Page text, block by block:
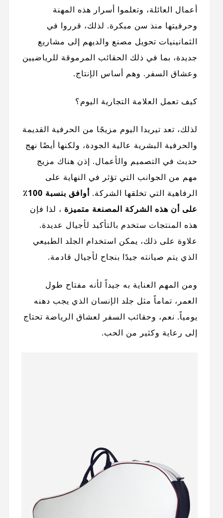
أعمال العائلة، وتعلموا أسرار هذه المهنة
وحرفيتها منذ سن مبكرة. لذلك، قرروا في
الثمانينيات تحويل مصنع والديهم إلى مشاريع
جديدة، بما في ذلك الحقائب المرموقة للرياضيين
وعشاق السفر. وهم أساس الإنتاج.
كيف تعمل العلامة التجارية اليوم؟
لذلك، تعد تيريدا اليوم مزيجًا من الحرفية القديمة
والحرفية البشرية عالية الجودة، ولكنها أيضًا نهج
حديث في التصميم والأعمال. إذن هناك مزيج
مهم من الجوانب التي تؤثر في النهاية على
الرفاهية التي تخلقها الشركة.
أوافق بنسبة 100٪
على أن هذه الشركة المصنعة متميزة ، لذا فإن
هذه المنتجات ستخدم بالتأكيد لأجيال عديدة.
علاوة على ذلك، يمكن استخدام الجلد الطبيعي
الذي يتم صيانته جيدًا بنجاح لأجيال قادمة.
ومن المهم العناية به جيداً لأنه مفتاح طول
العمر، تماماً مثل جلد الإنسان الذي يجب دهنه
يومياً. نعم، وحقائب السفر لعشاق الرياضة تحتاج
إلى رعاية وكثير من الحب.